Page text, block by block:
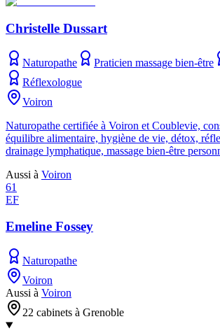
Christelle Dussart
Naturopathe Praticien massage bien-être
Réflexologue
Voiron
Naturopathe certifiée à Voiron et Coublevie,
équilibre alimentaire, hygiène de vie, détox,
drainage lymphatique, massage bien-être
Aussi à Voiron
61
EF
Emeline Fossey
Naturopathe
Voiron
Aussi à Voiron
22 cabinets à Grenoble